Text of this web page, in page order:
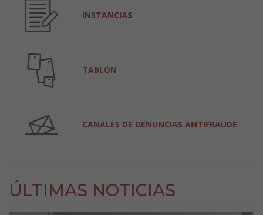
INSTANCIAS
TABLÓN
CANALES DE DENUNCIAS ANTIFRAUDE
ÚLTIMAS NOTICIAS